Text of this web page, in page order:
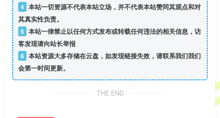
4 本站一切资源不代表本站立场，并不代表本站赞同其观点和对
其真实性负责。
5 本站一律禁止以任何方式发布或转载任何违法的相关信息，访
客发现请向站长举报
6 本站资源大多存储在云盘，如发现链接失效，请联系我们我们
会第一时间更新。
THE END